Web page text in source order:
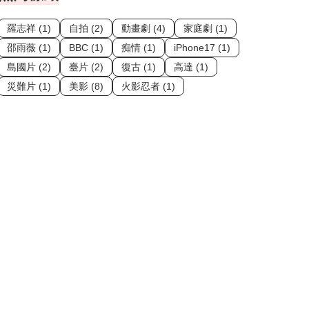
羅志祥 (1) 自拍 (2) 動畫劇 (4)
家庭劇 (1)
邵雨薇 (1)
BBC (1) 痴情 (1)
iPhone17 (1)
島國片 (2)
臺片 (2) 復古 (1)
高達 (1)
災難片 (1)
美影 (8) 火影忍者 (1)